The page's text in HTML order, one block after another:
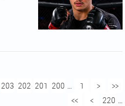
<<
<
1
...
200
201
202
203
...
220
>
>>